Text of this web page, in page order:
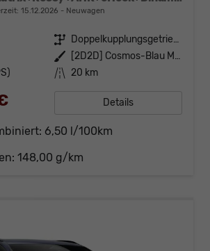
15.12.2026 Neuwagen
Getriebe
Doppelkupplungsgetriebe (DSG)
Außenfarbe
[2D2D] Cosmos-Blau Metallic
Kilometerstand 20 km
Details
6,50 l/100km
148,00 g/km